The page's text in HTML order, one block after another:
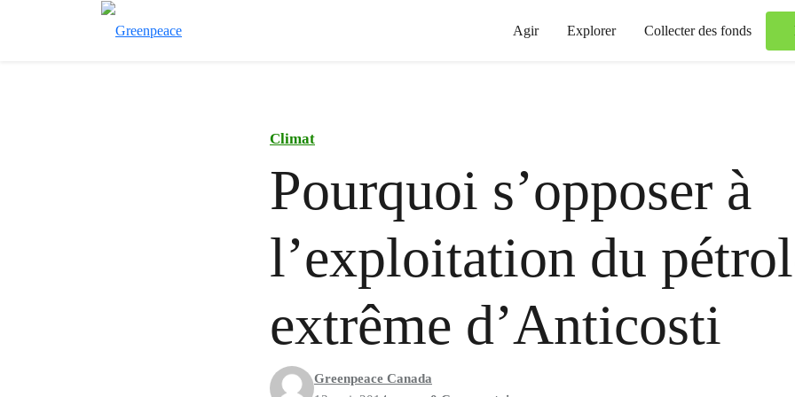
Agir Explorer Collecter des fonds
Climat
Pourquoi s’opposer à
l’exploitation du
extrême d’Anticosti
Greenpeace Canada